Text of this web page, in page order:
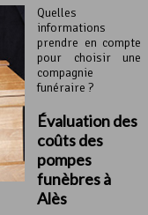
Quelles
informations
prendre en compte
pour choisir une
compagnie
funéraire ?
Évaluation des
coûts des
pompes
funèbres à
Alès